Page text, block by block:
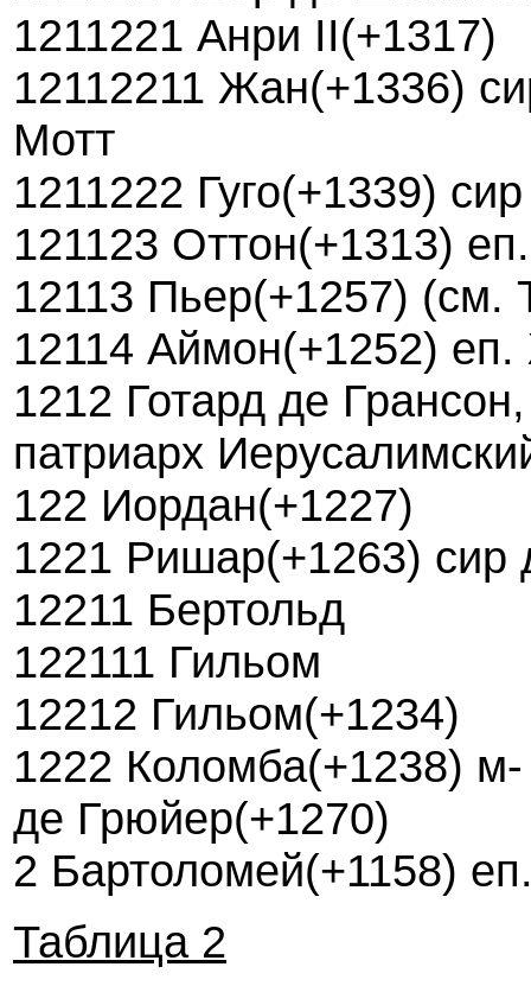
1211221 Анри II(+1317)
12112211 Жан(+1336)
Мотт
1211222 Гуго(+1339)
121123 Оттон(+1313)
12113 Пьер(+1257) (см.
12114 Аймон(+1252)
1212 Готард де
патриарх
122 Иордан(+1227)
1221 Ришар(+1263) сир
12211 Бертольд
122111 Гильом
12212 Гильом(+1234)
1222 Коломба(+1238)
де Грюйер(+1270)
2 Бартоломей(+1158)
Таблица 2